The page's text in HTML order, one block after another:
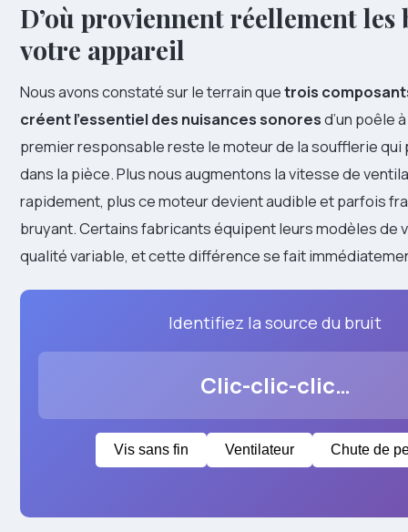
D’où proviennent réellement les
votre appareil
Nous avons constaté sur le terrain quetrois
créent l’essentiel des nuisances sonoresd’un poêle
premier responsable reste le moteur de la soufflerie qui
dans la pièce. Plus nous augmentons la vitesse de
rapidement, plus ce moteur devient audible et parfois
bruyant. Certains fabricants équipent leurs modèles de
qualité variable, et cette différence se fait
Identifiez la source du bruit
Clic-clic-clic…
Vis sans fin Ventilateur Chute de